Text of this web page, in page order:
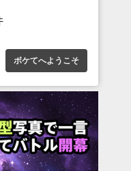
ボケてへようこそ